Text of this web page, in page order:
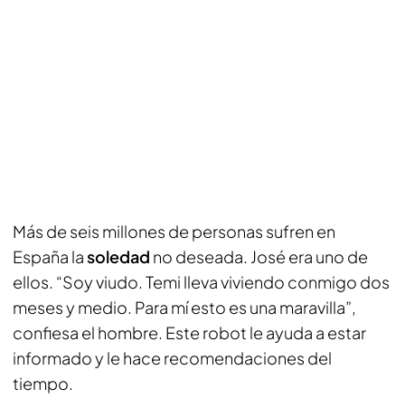
Más de seis millones de personas sufren en
España lasoledad no deseada. José era uno de
ellos. “Soy viudo. Temi lleva viviendo conmigo dos
meses y medio. Para mí esto es una maravilla”,
confiesa el hombre. Este robot le ayuda a estar
informado y le hace recomendaciones del
tiempo.